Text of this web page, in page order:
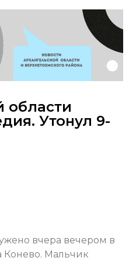
области
Утонул 9-
вчера вечером в
Конево. Мальчик